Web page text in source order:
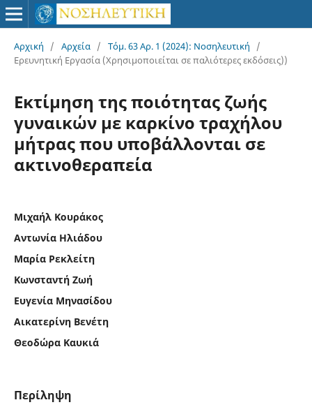
Αρχική / Αρχεία / Τόμ. 63 Αρ. 1 (2024): Νοσηλευτική
/
Ερευνητική Εργασία (Χρησιμοποιείται σε παλιότερες εκδόσεις))
Εκτίμηση της ποιότητας ζωής
γυναικών με καρκίνο τραχήλου
μήτρας που υποβάλλονται σε
ακτινοθεραπεία
Μιχαήλ Κουράκος
Αντωνία Ηλιάδου
Μαρία Ρεκλείτη
Κωνσταντή Ζωή
Ευγενία Μηνασίδου
Αικατερίνη Βενέτη
Θεοδώρα Καυκιά
Περίληψη